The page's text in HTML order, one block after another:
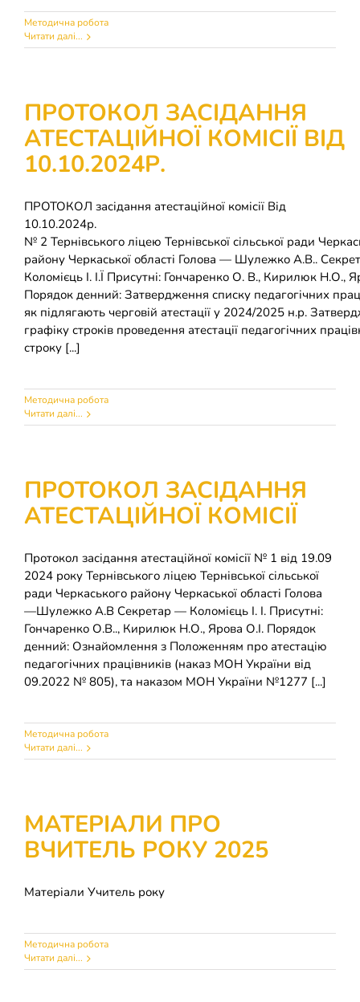
Методична робота
Читати далі...
ПРОТОКОЛ ЗАСІДАННЯ
АТЕСТАЦІЙНОЇ КОМІСІЇ ВІД
10.10.2024Р.
ПРОТОКОЛ засідання атестаційної комісії Від
№ 2 Тернівського ліцею Тернівської сільської ради
району Черкаської області Голова — Шулежко А.В..
Коломієць І. І.Ї Присутні: Гончаренко О. В., Кирилюк Н.О.,
Порядок денний: Затвердження списку педагогічних
як підлягають черговій атестації у 2024/2025 н.р.
графіку строків проведення атестації педагогічних
строку [...]
Методична робота
Читати далі...
ПРОТОКОЛ ЗАСІДАННЯ
АТЕСТАЦІЙНОЇ КОМІСІЇ
Протокол засідання атестаційної комісії № 1 від 19.09
2024 року Тернівського ліцею Тернівської сільської
ради Черкаського району Черкаської області Голова
—Шулежко А.В Секретар — Коломієць І. І. Присутні:
Гончаренко О.В.., Кирилюк Н.О., Ярова О.І. Порядок
денний: Ознайомлення з Положенням про атестацію
педагогічних працівників (наказ МОН України від
09.2022 № 805), та наказом МОН України №1277 [...]
Методична робота
Читати далі...
МАТЕРІАЛИ ПРО
ВЧИТЕЛЬ РОКУ 2025
Матеріали Учитель року
Методична робота
Читати далі...